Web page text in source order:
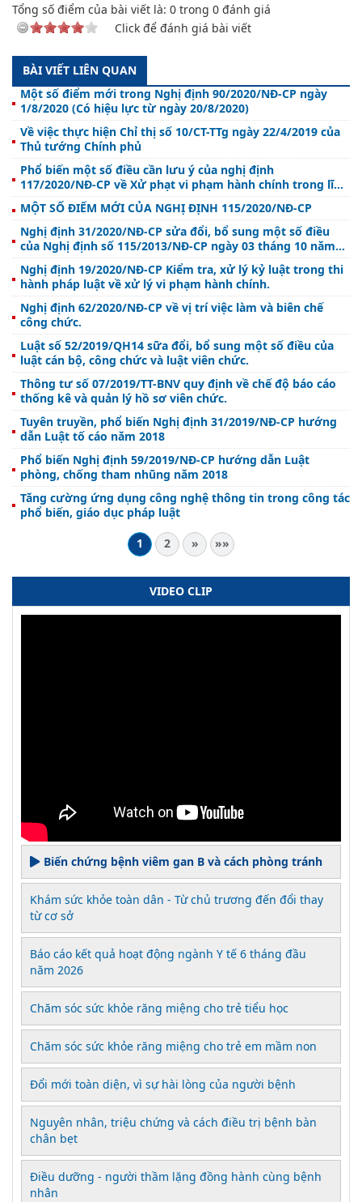
Tổng số điểm của bài viết là: 0 trong 0 đánh giá
Click để đánh giá bài viết
BÀI VIẾT LIÊN QUAN
Một số điểm mới trong Nghị định 90/2020/NĐ-CP ngày
1/8/2020 (Có hiệu lực từ ngày 20/8/2020)
Về việc thực hiện Chỉ thị số 10/CT-TTg ngày 22/4/2019 của
Thủ tướng Chính phủ
Phổ biến một số điều cần lưu ý của nghị định
117/2020/NĐ-CP về Xử phạt vi phạm hành chính trong lĩnh
vực Y tế.
MỘT SỐ ĐIỂM MỚI CỦA NGHỊ ĐỊNH 115/2020/NĐ-CP
Nghị định 31/2020/NĐ-CP sửa đổi, bổ sung một số điều
của Nghị định số 115/2013/NĐ-CP ngày 03 tháng 10 năm
2013 của Chính phủ quy định về quản lý, bảo quản tang
vật, phương tiện vi phạm hành chính bị tạm giữ, tịch thu
theo thủ tục hành chính.
Nghị định 19/2020/NĐ-CP Kiểm tra, xử lý kỷ luật trong thi
hành pháp luật về xử lý vi phạm hành chính.
Nghị định 62/2020/NĐ-CP về vị trí việc làm và biên chế
công chức.
Luật số 52/2019/QH14 sữa đổi, bổ sung một số điều của
luật cán bộ, công chức và luật viên chức.
Thông tư số 07/2019/TT-BNV quy định về chế độ báo cáo
thống kê và quản lý hồ sơ viên chức.
Tuyên truyền, phổ biến Nghị định 31/2019/NĐ-CP hướng
dẫn Luật tố cáo năm 2018
Phổ biến Nghị định 59/2019/NĐ-CP hướng dẫn Luật
phòng, chống tham nhũng năm 2018
Tăng cường ứng dụng công nghệ thông tin trong công tác
phổ biến, giáo dục pháp luật
1
2 » »»
VIDEO CLIP
Biến chứng bệnh viêm gan B và cách phòng tránh
Khám sức khỏe toàn dân - Từ chủ trương đến đổi thay
từ cơ sở
Báo cáo kết quả hoạt động ngành Y tế 6 tháng đầu
năm 2026
Chăm sóc sức khỏe răng miệng cho trẻ tiểu học
Chăm sóc sức khỏe răng miệng cho trẻ em mầm non
Đổi mới toàn diện, vì sự hài lòng của người bệnh
Nguyên nhân, triệu chứng và cách điều trị bệnh bàn
chân bẹt
Điều dưỡng - người thầm lặng đồng hành cùng bệnh
nhân